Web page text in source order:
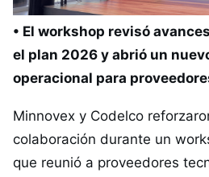
• El workshop revisó
el plan 2026 y abrió un
operacional para
Minnovex y Codelco
colaboración durante un
que reunió a proveedores